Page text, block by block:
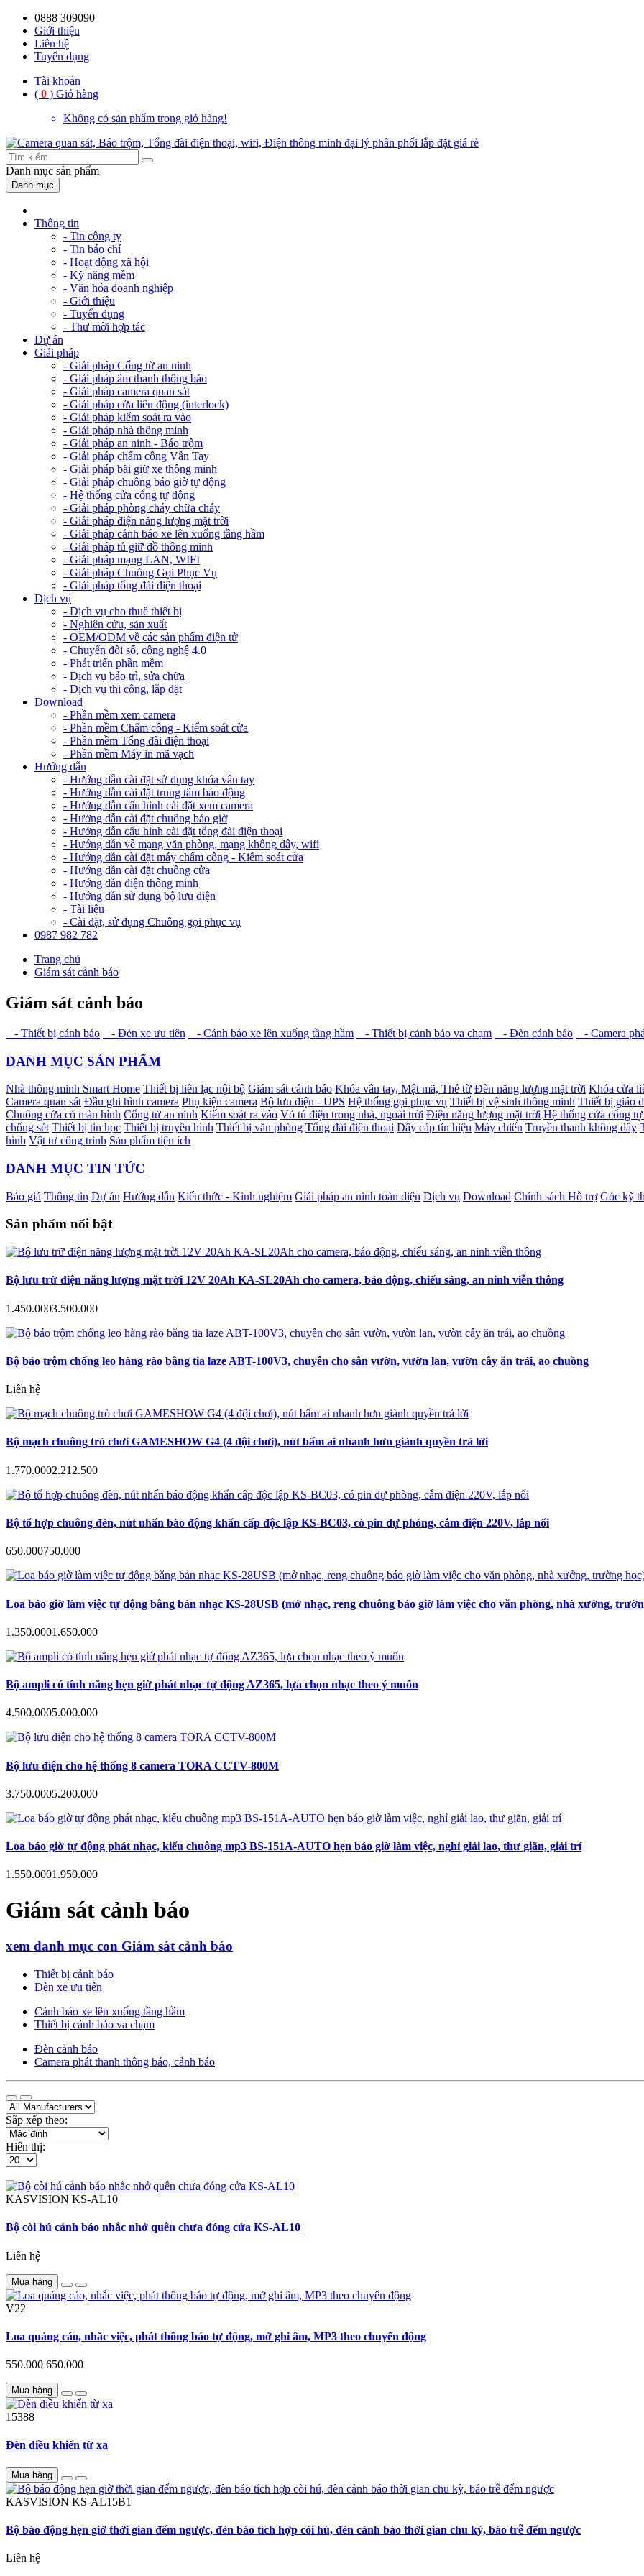
0888 309090
Giới thiệu
Liên hệ
Tuyển dụng
Tài khoản
( 0 ) Giỏ hàng
Không có sản phẩm trong giỏ hàng!
Danh mục sản phẩm
Danh mục
Thông tin
- Tin công ty
- Tin báo chí
- Hoạt động xã hội
- Kỹ năng mềm
- Văn hóa doanh nghiệp
- Giới thiệu
- Tuyển dụng
- Thư mời hợp tác
Dự án
Giải pháp
- Giải pháp Cổng từ an ninh
- Giải pháp âm thanh thông báo
- Giải pháp camera quan sát
- Giải pháp cửa liên động (interlock)
- Giải pháp kiểm soát ra vào
- Giải pháp nhà thông minh
- Giải pháp an ninh - Báo trộm
- Giải pháp chấm công Vân Tay
- Giải pháp bãi giữ xe thông minh
- Giải pháp chuông báo giờ tự động
- Hệ thống cửa cổng tự động
- Giải pháp phòng cháy chữa cháy
- Giải pháp điện năng lượng mặt trời
- Giải pháp cảnh báo xe lên xuống tầng hầm
- Giải pháp tủ giữ đồ thông minh
- Giải pháp mạng LAN, WIFI
- Giải pháp Chuông Gọi Phục Vụ
- Giải pháp tổng đài điện thoại
Dịch vụ
- Dịch vụ cho thuê thiết bị
- Nghiên cứu, sản xuất
- OEM/ODM về các sản phẩm điện tử
- Chuyển đổi số, công nghệ 4.0
- Phát triển phần mềm
- Dịch vụ bảo trì, sửa chữa
- Dịch vụ thi công, lắp đặt
Download
- Phần mềm xem camera
- Phần mềm Chấm công - Kiểm soát cửa
- Phần mềm Tổng đài điện thoại
- Phần mềm Máy in mã vạch
Hướng dẫn
- Hướng dẫn cài đặt sử dụng khóa vân tay
- Hướng dẫn cài đặt trung tâm báo động
- Hướng dẫn cấu hình cài đặt xem camera
- Hướng dẫn cài đặt chuông báo giờ
- Hướng dẫn cấu hình cài đặt tổng đài điện thoại
- Hướng dẫn về mạng văn phòng, mạng không dây, wifi
- Hướng dẫn cài đặt máy chấm công - Kiểm soát cửa
- Hướng dẫn cài đặt chuông cửa
- Hướng dẫn điện thông minh
- Hướng dẫn sử dụng bộ lưu điện
- Tài liệu
- Cài đặt, sử dụng Chuông gọi phục vụ
0987 982 782
Trang chủ
Giám sát cảnh báo
Giám sát cảnh báo
- Thiết bị cảnh báo - Đèn xe ưu tiên - Cảnh báo xe lên xuống tầng hầm - Thiết bị cảnh báo va chạm - Đèn cảnh báo - Camera
DANH MỤC SẢN PHẨM
Nhà thông minh Smart Home Thiết bị liên lạc nội bộ Giám sát cảnh báo Khóa vân tay, Mật mã, Thẻ từ Đèn năng lượng mặt trời Khóa cửa
Camera quan sát Đầu ghi hình camera Phụ kiện camera Bộ lưu điện - UPS Hệ thống gọi phục vụ Thiết bị vệ sinh thông minh Thiết bị giáo
Chuông cửa có màn hình Cổng từ an ninh Kiểm soát ra vào Vỏ tủ điện trong nhà, ngoài trời Điện năng lượng mặt trời Hệ thống cửa cổng
chống sét Thiết bị tin học Thiết bị truyền hình Thiết bị văn phòng Tổng đài điện thoại Dây cáp tín hiệu Máy chiếu Truyền thanh không dây
hình Vật tư công trình Sản phẩm tiện ích
DANH MỤC TIN TỨC
Báo giá Thông tin Dự án Hướng dẫn Kiến thức - Kinh nghiệm Giải pháp an ninh toàn diện Dịch vụ Download Chính sách Hỗ trợ Góc kỹ
Sản phẩm nổi bật
Bộ lưu trữ điện năng lượng mặt trời 12V 20Ah KA-SL20Ah cho camera, báo động, chiếu sáng, an ninh viễn thông
1.450.0003.500.000
Bộ báo trộm chống leo hàng rào bằng tia laze ABT-100V3, chuyên cho sân vườn, vườn lan, vườn cây ăn trái, ao chuồng
Liên hệ
Bộ mạch chuông trò chơi GAMESHOW G4 (4 đội chơi), nút bấm ai nhanh hơn giành quyền trả lời
1.770.0002.212.500
Bộ tổ hợp chuông đèn, nút nhấn báo động khẩn cấp độc lập KS-BC03, có pin dự phòng, cắm điện 220V, lắp nổi
650.000750.000
Loa báo giờ làm việc tự động bằng bản nhạc KS-28USB (mở nhạc, reng chuông báo giờ làm việc cho văn phòng, nhà xưởng,
1.350.0001.650.000
Bộ ampli có tính năng hẹn giờ phát nhạc tự động AZ365, lựa chọn nhạc theo ý muốn
4.500.0005.000.000
Bộ lưu điện cho hệ thống 8 camera TORA CCTV-800M
3.750.0005.200.000
Loa báo giờ tự động phát nhạc, kiểu chuông mp3 BS-151A-AUTO hẹn báo giờ làm việc, nghỉ giải lao, thư giãn, giải trí
1.550.0001.950.000
Giám sát cảnh báo
xem danh mục con Giám sát cảnh báo
Thiết bị cảnh báo
Đèn xe ưu tiên
Cảnh báo xe lên xuống tầng hầm
Thiết bị cảnh báo va chạm
Đèn cảnh báo
Camera phát thanh thông báo, cảnh báo
Sắp xếp theo:
Hiển thị:
KASVISION KS-AL10
Bộ còi hú cảnh báo nhắc nhở quên chưa đóng cửa KS-AL10
Liên hệ
Mua hàng
V22
Loa quảng cáo, nhắc việc, phát thông báo tự động, mở ghi âm, MP3 theo chuyển động
550.000 650.000
Mua hàng
15388
Đèn điều khiển từ xa
Mua hàng
KASVISION KS-AL15B1
Bộ báo động hẹn giờ thời gian đếm ngược, đèn báo tích hợp còi hú, đèn cảnh báo thời gian chu kỳ, báo trễ đếm ngược
Liên hệ